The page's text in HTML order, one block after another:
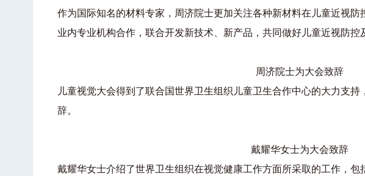
作为国际知名的材料专家，周济院士更加关注各种新材料在儿童近视
业内专业机构合作，联合开发新技术、新产品，共同做好儿童近视防控
周济院士为大会致辞
儿童视觉大会得到了联合国世界卫生组织儿童卫生合作中心的大力支
辞。
戴耀华女士为大会致辞
戴耀华女士介绍了世界卫生组织在视觉健康工作方面所采取的工作，